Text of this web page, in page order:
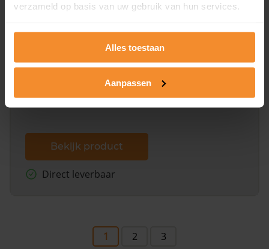
verzameld op basis van uw gebruik van hun services.
Alles toestaan
Aanpassen
Een uitgebreid overzicht van het perceel en
dit inclusief de luchtfoto!
Bekijk product
Direct leverbaar
1 2 3